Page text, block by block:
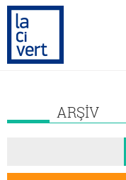
ARŞİV